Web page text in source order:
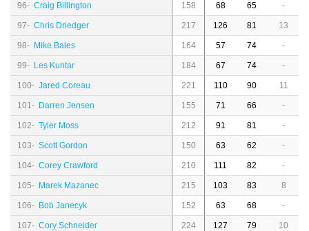
96- Craig Billington 158 68 65 -
97- Chris Driedger 217 126 81 13
98- Mike Bales 164 57 74 -
99- Les Kuntar 184 67 74 -
100- Jared Coreau 221 110 90 11
101- Darren Jensen 155 71 66 -
102- Tyler Moss 212 91 81 -
103- Scott Gordon 150 63 62 -
104- Corey Crawford 210 111 82 -
105- Marek Mazanec 215 103 83 8
106- Bob Janecyk 152 63 68 -
107- Cory Schneider 224 127 79 10